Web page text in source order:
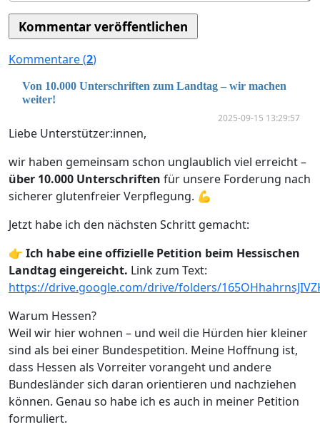
Kommentare (2)
Von 10.000 Unterschriften zum Landtag – wir machen
weiter!
2025-09-15 13:29:57
Liebe Unterstützer:innen,
wir haben gemeinsam schon unglaublich viel erreicht –
über 10.000 Unterschriften für unsere Forderung nach
sicherer glutenfreier Verpflegung. 💪
Jetzt habe ich den nächsten Schritt gemacht:
👉 Ich habe eine offizielle Petition beim Hessischen
Landtag eingereicht. Link zum Text:
https://drive.google.com/drive/folders/
Warum Hessen?
Weil wir hier wohnen – und weil die Hürden hier kleiner
sind als bei einer Bundespetition. Meine Hoffnung ist,
dass Hessen als Vorreiter vorangeht und andere
Bundesländer sich daran orientieren und nachziehen
können. Genau so habe ich es auch in meiner Petition
formuliert.